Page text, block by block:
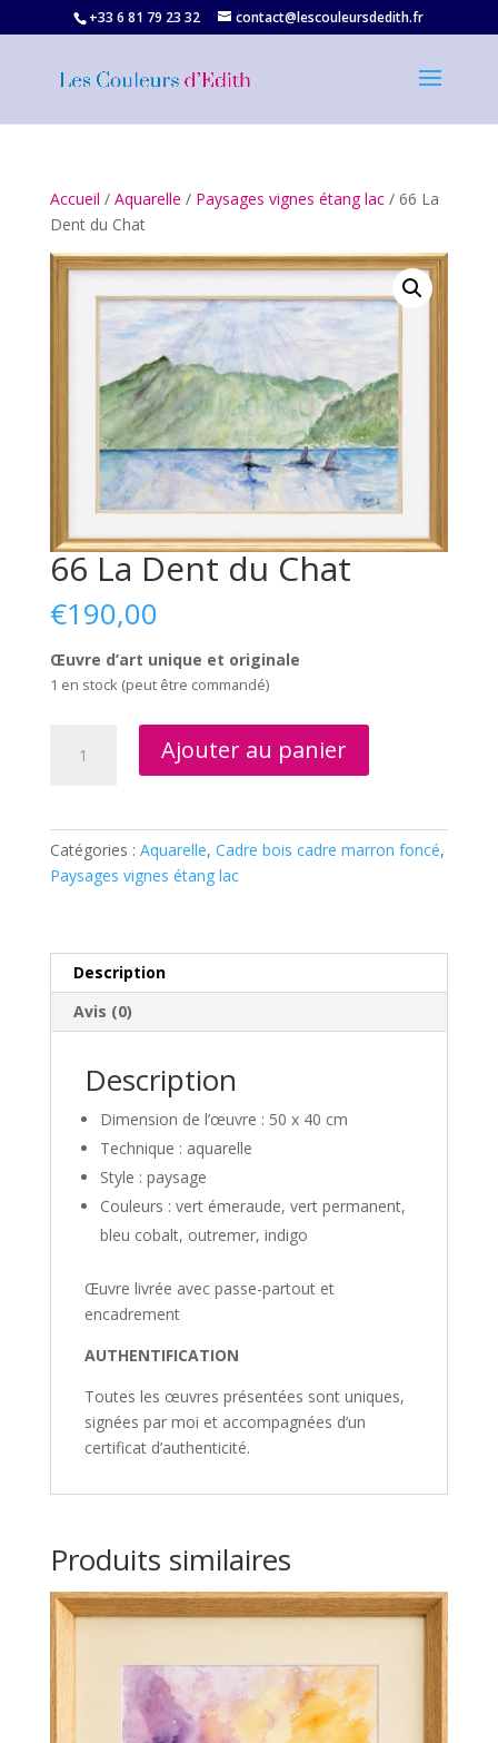
+33 6 81 79 23 32‬ contact@lescouleursdedith.fr
Accueil / Aquarelle / Paysages vignes étang lac/ 66 La
Dent du Chat
66 La Dent du Chat
€190,00
Œuvre d’art unique et originale
1 en stock (peut être commandé)
Chat
Ajouter au panier
Catégories : Aquarelle, Cadre bois cadre marron foncé,
Paysages vignes étang lac
Description
Avis (0)
Description
Dimension de l’œuvre : 50 x 40 cm
Technique : aquarelle
Style : paysage
Couleurs : vert émeraude, vert permanent,
bleu cobalt, outremer, indigo
Œuvre livrée avec passe-partout et
encadrement
AUTHENTIFICATION
Toutes les œuvres présentées sont uniques,
signées par moi et accompagnées d’un
certificat d’authenticité.
Produits similaires